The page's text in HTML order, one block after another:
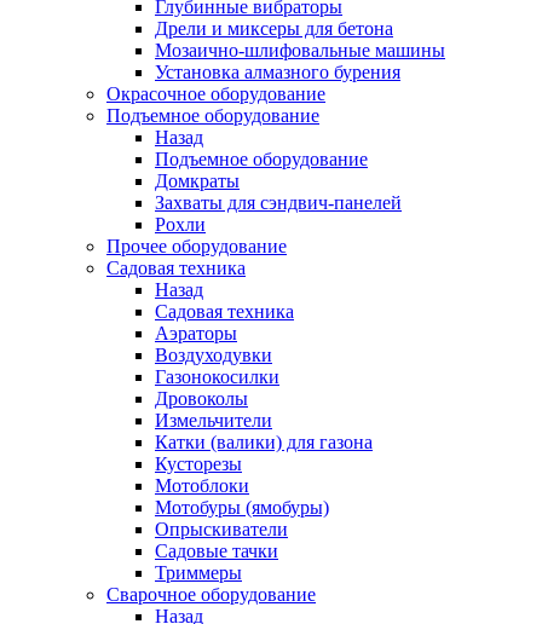
Глубинные вибраторы
Дрели и миксеры для бетона
Мозаично-шлифовальные машины
Установка алмазного бурения
Окрасочное оборудование
Подъемное оборудование
Назад
Подъемное оборудование
Домкраты
Захваты для сэндвич-панелей
Рохли
Прочее оборудование
Садовая техника
Назад
Садовая техника
Аэраторы
Воздуходувки
Газонокосилки
Дровоколы
Измельчители
Катки (валики) для газона
Кусторезы
Мотоблоки
Мотобуры (ямобуры)
Опрыскиватели
Садовые тачки
Триммеры
Сварочное оборудование
Назад